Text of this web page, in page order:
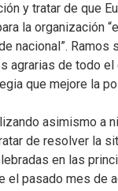
y tratar de que
la organización
nacional”. Ramos
agrarias de todo el
que mejore la
asimismo a
de resolver la
en las
el pasado mes de